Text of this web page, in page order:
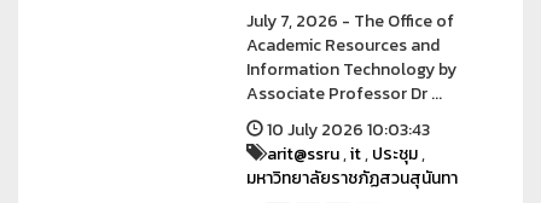
July 7, 2026 - The Office of
Academic Resources and
Information Technology by
Associate Professor Dr ...
10 July 2026 10:03:43
arit@ssru,it,ประชุม,
มหาวิทยาลัยราชภัฏสวนสุนันทา